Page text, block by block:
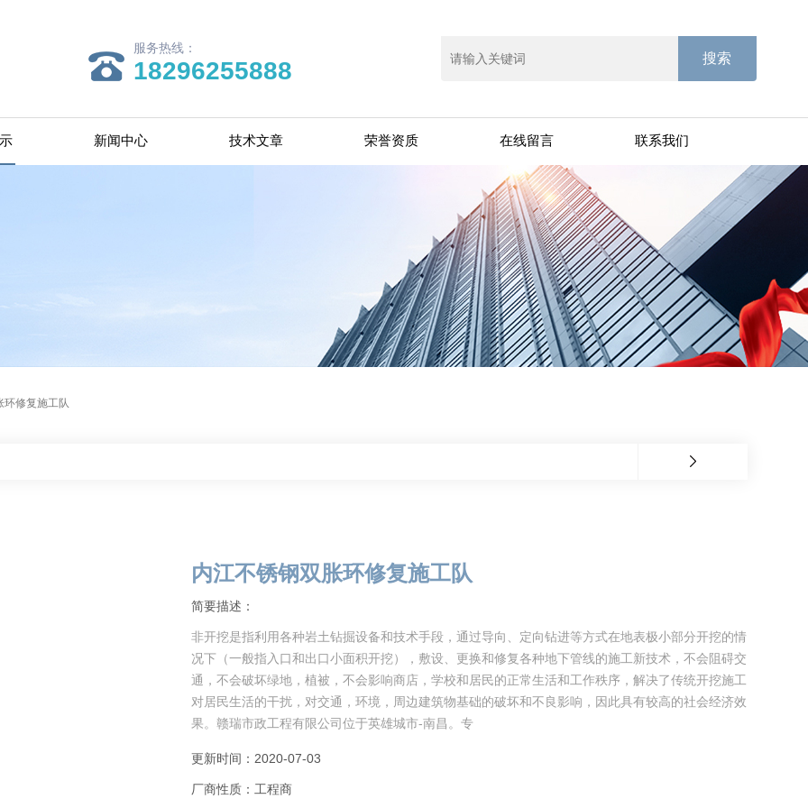
服务热线：
18296255888
新闻中心 技术文章 荣誉资质 在线留言 联系我们
修复施工队
内江不锈钢双胀环修复施工队
简要描述：
非开挖是指利用各种岩土钻掘设备和技术手段，通过导向、定向钻进等方式在地表极小部分开挖的情
况下（一般指入口和出口小面积开挖），敷设、更换和修复各种地下管线的施工新技术，不会阻碍交
通，不会破坏绿地，植被，不会影响商店，学校和居民的正常生活和工作秩序，解决了传统开挖施工
对居民生活的干扰，对交通，环境，周边建筑物基础的破坏和不良影响，因此具有较高的社会经济效
果。赣瑞市政工程有限公司位于英雄城市-南昌。专
更新时间：2020-07-03
厂商性质：工程商